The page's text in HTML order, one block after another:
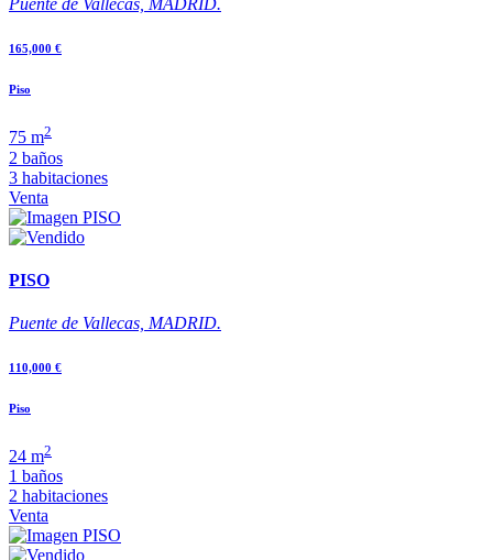
Puente de Vallecas, MADRID.
165,000 €
Piso
75 m2
2 baños
3 habitaciones
Venta
PISO
Puente de Vallecas, MADRID.
110,000 €
Piso
24 m2
1 baños
2 habitaciones
Venta